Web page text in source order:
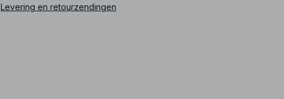
Levering en retourzendingen